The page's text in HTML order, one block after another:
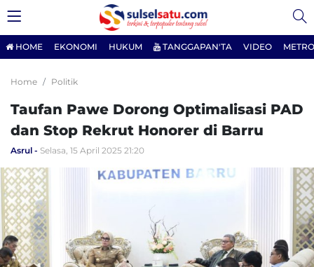
HOME EKONOMI HUKUM TANGGAPAN'TA VIDEO
Home Politik
Taufan Pawe Dorong Optimalisasi PAD
dan Stop Rekrut Honorer di Barru
Asrul Selasa, 15 April 2025 21:20